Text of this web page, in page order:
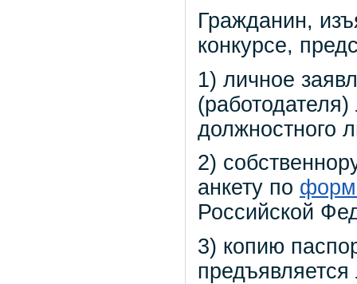
Гражданин,
конкурсе,
1) личное
должностного
2)
анкету по
Российской
3) копию